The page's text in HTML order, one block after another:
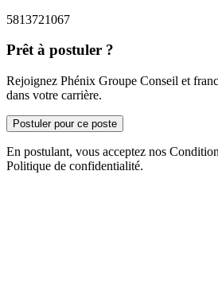
5813721067
Prêt à postuler ?
Rejoignez Phénix Groupe Conseil et
dans votre carrière.
Postuler pour ce poste
En postulant, vous acceptez nos
Politique de confidentialité.